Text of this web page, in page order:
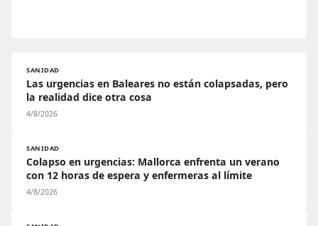
SANIDAD
Las urgencias en Baleares no están colapsadas, pero
la realidad dice otra cosa
4/8/2026
SANIDAD
Colapso en urgencias: Mallorca enfrenta un verano
con 12 horas de espera y enfermeras al límite
4/8/2026